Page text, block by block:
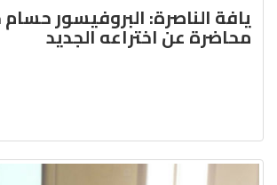
يافة الناصرة: البروفيسور
محاضرة عن اختراعه الجديد